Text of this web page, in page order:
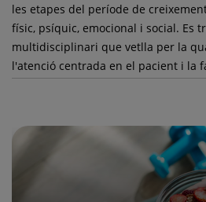
les etapes del període de
físic, psíquic, emocional i social. Es
multidisciplinari que vetlla per la
l'atenció centrada en el pacient i la